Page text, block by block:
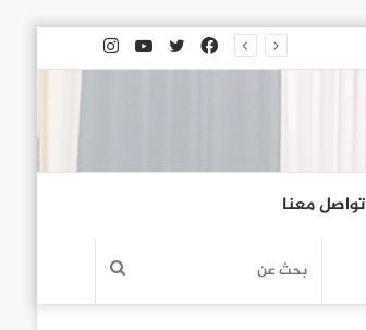
انستقراميوتيوبتويتر
فيسبوك
تواصل معنا
بحث